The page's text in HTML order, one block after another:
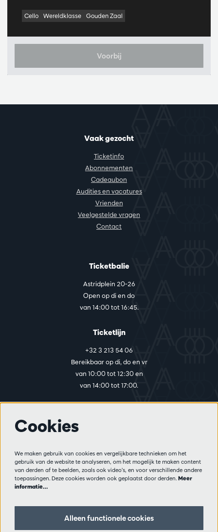
Cello Wereldklasse Gouden Zaal
Voorbij
Vaak gezocht
Ticketinfo
Abonnementen
Cadeaubon
Audities en vacatures
Vrienden
Veelgestelde vragen
Contact
Ticketbalie
Astridplein 20-26
Open op di en do
van 14:00 tot 16:45.
Ticketlijn
+32 3 213 54 06
Bereikbaar op di, do en vr
van 10:00 tot 12:30 en
van 14:00 tot 17:00.
Privacy
Verkoopsvoorwaarden
Pers
Volg ons
Cookies
We maken gebruik van cookies en vergelijkbare technieken om het
gebruik van de website te analyseren, om het mogelijk te maken content
van derden af te beelden, zoals ook video’s, en voor verschillende andere
toepassingen. Deze cookies worden ook geplaatst door derden. Meer
informatie…
Alleen functionele cookies